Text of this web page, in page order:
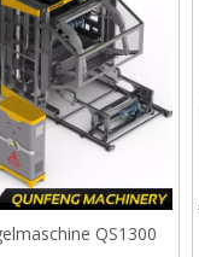
QS1300